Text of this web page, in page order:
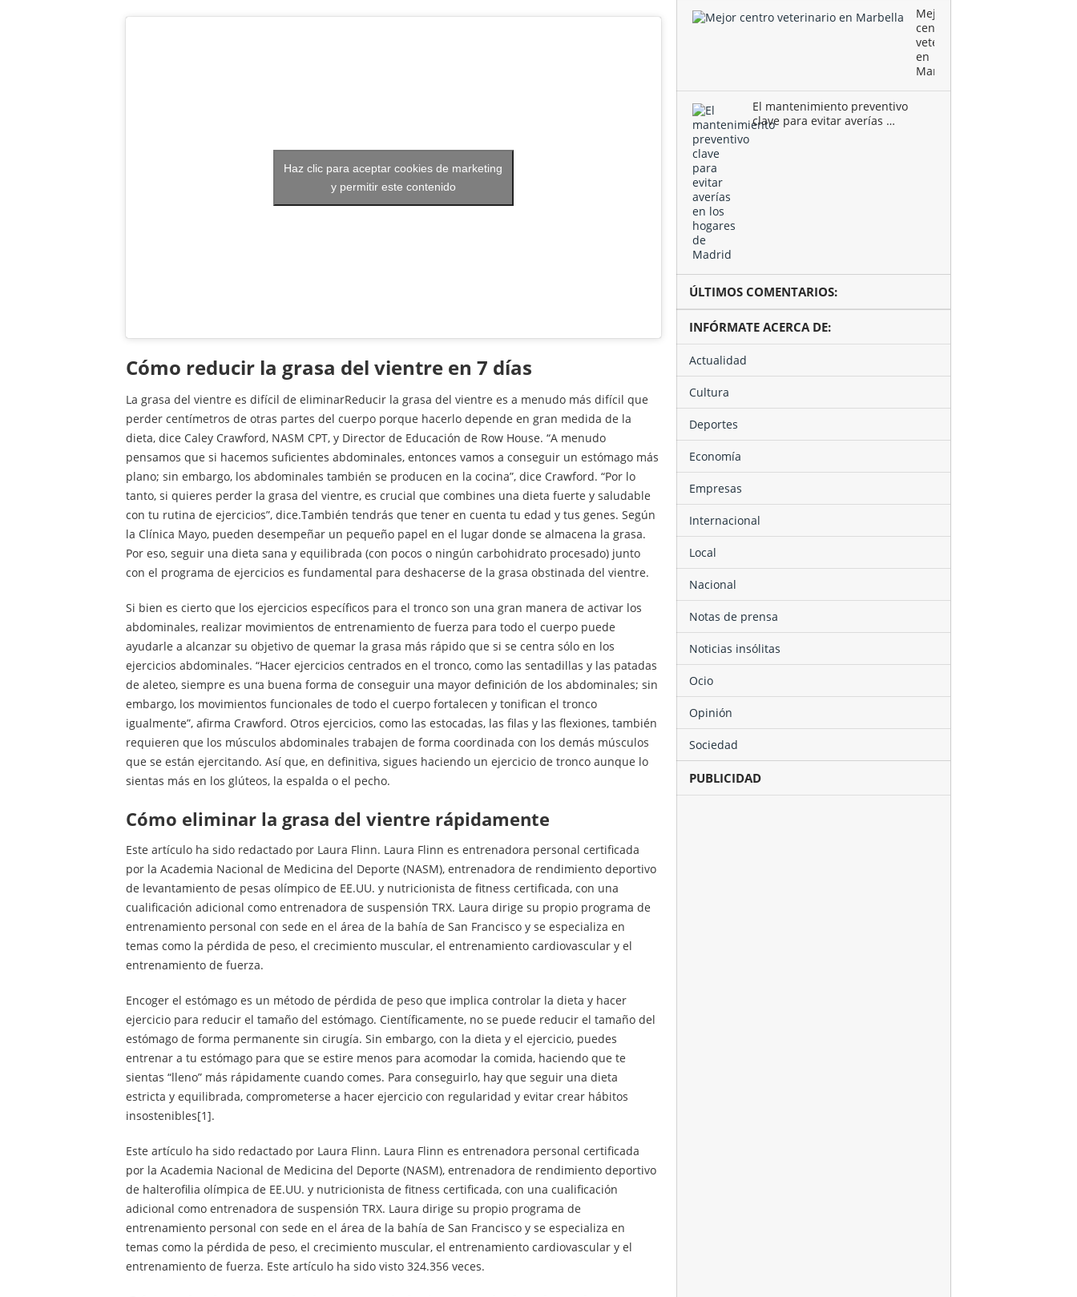
Haz clic para aceptar cookies de marketing
y permitir este contenido
cómo reducir la grasa del vientre en 7 días
La grasa del vientre es difícil de eliminarReducir la grasa del vientre es a menudo más difícil que
perder centímetros de otras partes del cuerpo porque hacerlo depende en gran medida de la
dieta, dice Caley Crawford, NASM CPT, y Director de Educación de Row House. “A menudo
pensamos que si hacemos suficientes abdominales, entonces vamos a conseguir un estómago más
plano; sin embargo, los abdominales también se producen en la cocina”, dice Crawford. “Por lo
tanto, si quieres perder la grasa del vientre, es crucial que combines una dieta fuerte y saludable
con tu rutina de ejercicios”, dice.También tendrás que tener en cuenta tu edad y tus genes. Según
la Clínica Mayo, pueden desempeñar un pequeño papel en el lugar donde se almacena la grasa.
Por eso, seguir una dieta sana y equilibrada (con pocos o ningún carbohidrato procesado) junto
con el programa de ejercicios es fundamental para deshacerse de la grasa obstinada del vientre.
Si bien es cierto que los ejercicios específicos para el tronco son una gran manera de activar los
abdominales, realizar movimientos de entrenamiento de fuerza para todo el cuerpo puede
ayudarle a alcanzar su objetivo de quemar la grasa más rápido que si se centra sólo en los
ejercicios abdominales. “Hacer ejercicios centrados en el tronco, como las sentadillas y las patadas
de aleteo, siempre es una buena forma de conseguir una mayor definición de los abdominales; sin
embargo, los movimientos funcionales de todo el cuerpo fortalecen y tonifican el tronco
igualmente”, afirma Crawford. Otros ejercicios, como las estocadas, las filas y las flexiones, también
requieren que los músculos abdominales trabajen de forma coordinada con los demás músculos
que se están ejercitando. Así que, en definitiva, sigues haciendo un ejercicio de tronco aunque lo
sientas más en los glúteos, la espalda o el pecho.
cómo eliminar la grasa del vientre rápidamente
Este artículo ha sido redactado por Laura Flinn. Laura Flinn es entrenadora personal certificada
por la Academia Nacional de Medicina del Deporte (NASM), entrenadora de rendimiento deportivo
de levantamiento de pesas olímpico de EE.UU. y nutricionista de fitness certificada, con una
cualificación adicional como entrenadora de suspensión TRX. Laura dirige su propio programa de
entrenamiento personal con sede en el área de la bahía de San Francisco y se especializa en
temas como la pérdida de peso, el crecimiento muscular, el entrenamiento cardiovascular y el
entrenamiento de fuerza.
Encoger el estómago es un método de pérdida de peso que implica controlar la dieta y hacer
ejercicio para reducir el tamaño del estómago. Científicamente, no se puede reducir el tamaño del
estómago de forma permanente sin cirugía. Sin embargo, con la dieta y el ejercicio, puedes
entrenar a tu estómago para que se estire menos para acomodar la comida, haciendo que te
sientas “lleno” más rápidamente cuando comes. Para conseguirlo, hay que seguir una dieta
estricta y equilibrada, comprometerse a hacer ejercicio con regularidad y evitar crear hábitos
insostenibles[1].
Este artículo ha sido redactado por Laura Flinn. Laura Flinn es entrenadora personal certificada
por la Academia Nacional de Medicina del Deporte (NASM), entrenadora de rendimiento deportivo
de halterofilia olímpica de EE.UU. y nutricionista de fitness certificada, con una cualificación
adicional como entrenadora de suspensión TRX. Laura dirige su propio programa de
entrenamiento personal con sede en el área de la bahía de San Francisco y se especializa en
temas como la pérdida de peso, el crecimiento muscular, el entrenamiento cardiovascular y el
entrenamiento de fuerza. Este artículo ha sido visto 324.356 veces.
Mejor
centro
veterinario
en
Marbella
El mantenimiento preventivo
clave para evitar averías …
ÚLTIMOS COMENTARIOS:
INFÓRMATE ACERCA DE:
Actualidad
Cultura
Deportes
Economía
Empresas
Internacional
Local
Nacional
Notas de prensa
Noticias insólitas
Ocio
Opinión
Sociedad
PUBLICIDAD